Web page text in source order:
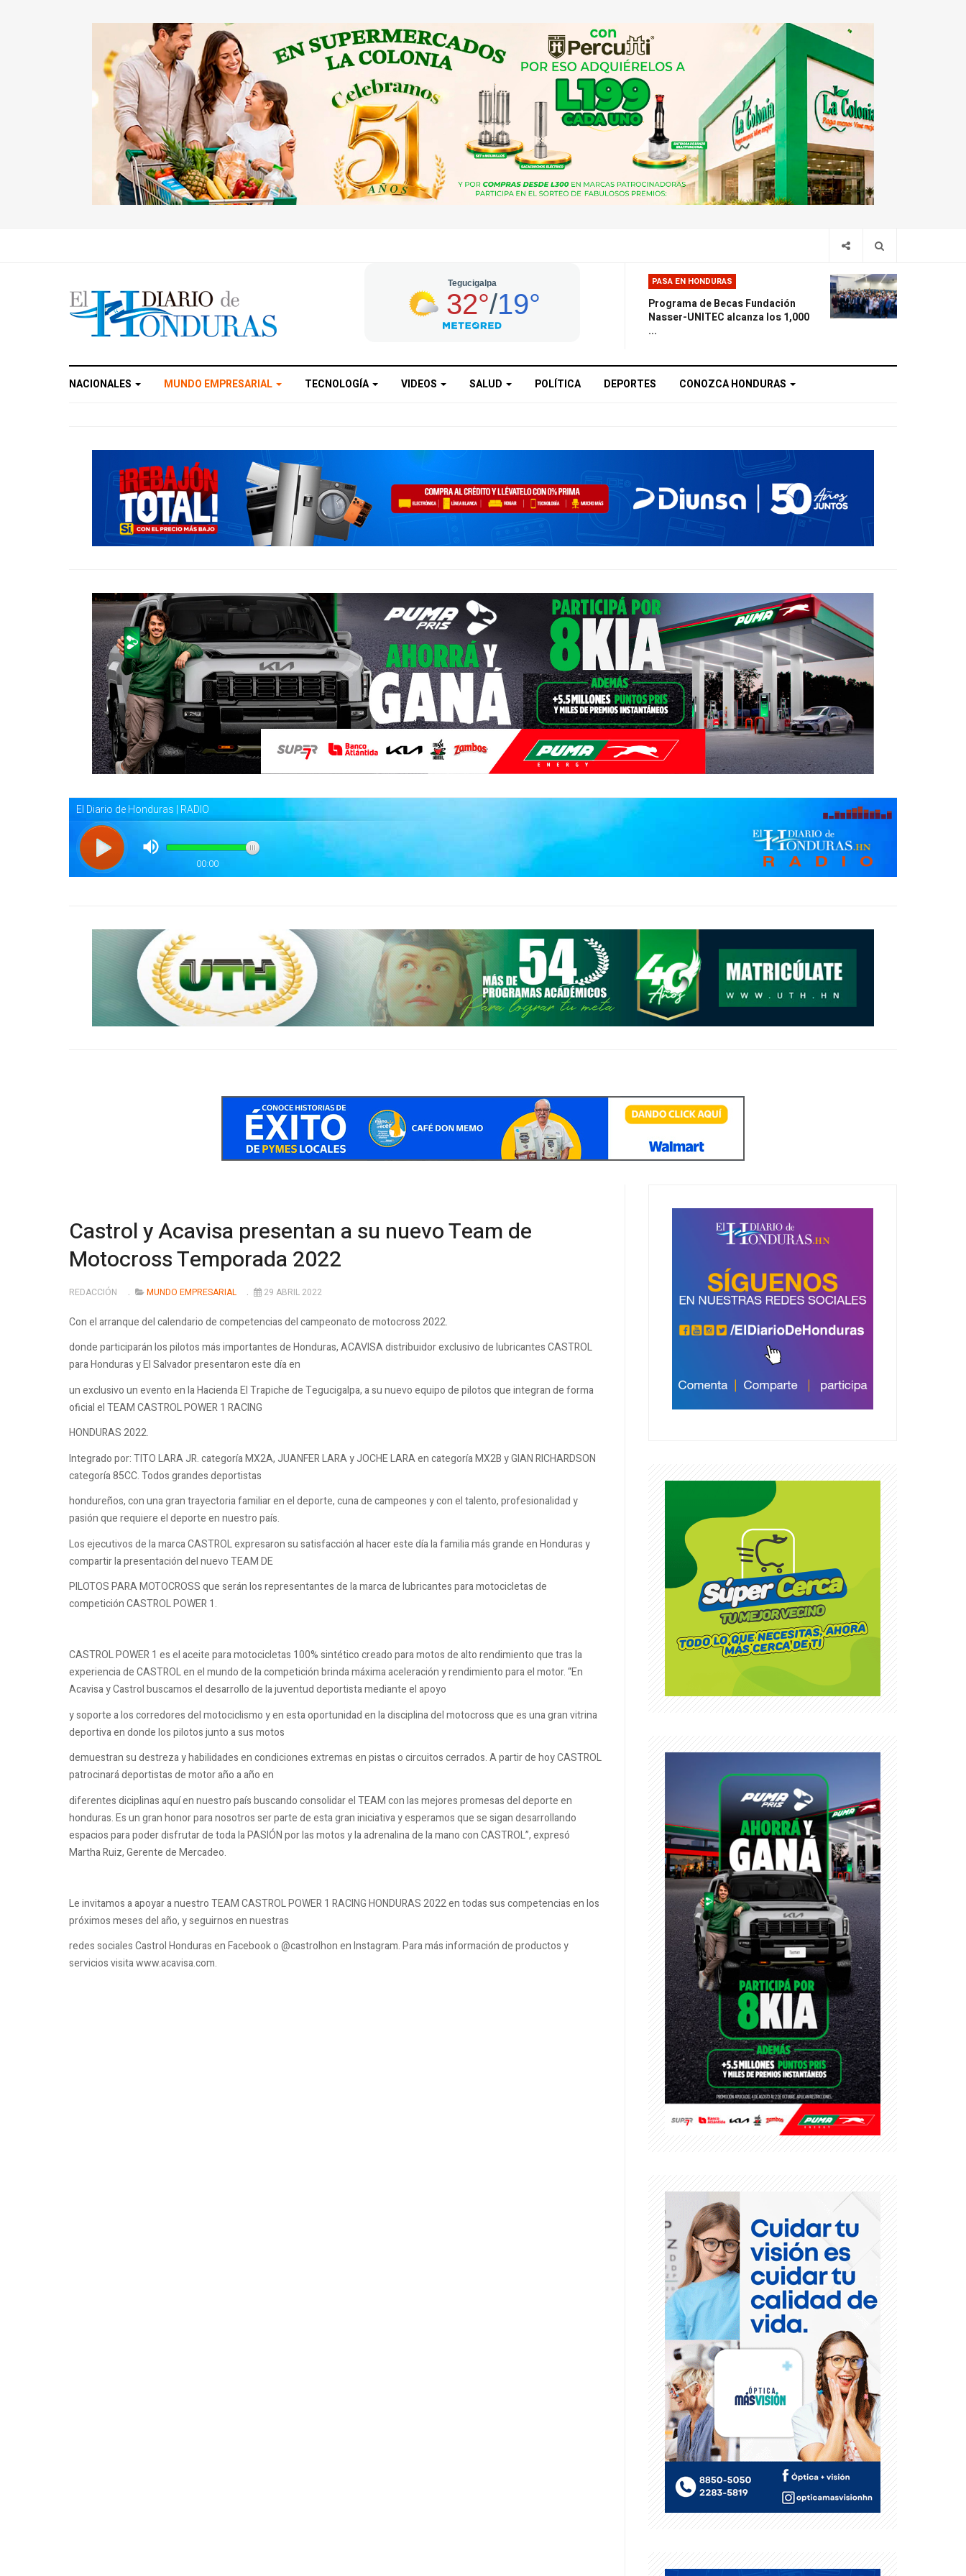
PASA EN HONDURAS
Programa de Becas Fundación
Nasser-UNITEC alcanza los 1,000
...
NACIONALES MUNDO EMPRESARIAL TECNOLOGÍA VIDEOS SALUD POLÍTICA DEPORTES CONOZCA HONDURAS
Castrol y Acavisa presentan a su nuevo Team de
Motocross Temporada 2022
REDACCIÓN MUNDO EMPRESARIAL 29 ABRIL 2022
Con el arranque del calendario de competencias del campeonato de motocross 2022.
donde participarán los pilotos más importantes de Honduras, ACAVISA distribuidor exclusivo de lubricantes CASTROL
para Honduras y El Salvador presentaron este día en
un exclusivo un evento en la Hacienda El Trapiche de Tegucigalpa, a su nuevo equipo de pilotos que integran de forma
oficial el TEAM CASTROL POWER 1 RACING
HONDURAS 2022.
Integrado por: TITO LARA JR. categoría MX2A, JUANFER LARA y JOCHE LARA en categoría MX2B y GIAN RICHARDSON
categoría 85CC. Todos grandes deportistas
hondureños, con una gran trayectoria familiar en el deporte, cuna de campeones y con el talento, profesionalidad y
pasión que requiere el deporte en nuestro país.
Los ejecutivos de la marca CASTROL expresaron su satisfacción al hacer este día la familia más grande en Honduras y
compartir la presentación del nuevo TEAM DE
PILOTOS PARA MOTOCROSS que serán los representantes de la marca de lubricantes para motocicletas de
competición CASTROL POWER 1.
CASTROL POWER 1 es el aceite para motocicletas 100% sintético creado para motos de alto rendimiento que tras la
experiencia de CASTROL en el mundo de la competición brinda máxima aceleración y rendimiento para el motor. “En
Acavisa y Castrol buscamos el desarrollo de la juventud deportista mediante el apoyo
y soporte a los corredores del motociclismo y en esta oportunidad en la disciplina del motocross que es una gran vitrina
deportiva en donde los pilotos junto a sus motos
demuestran su destreza y habilidades en condiciones extremas en pistas o circuitos cerrados. A partir de hoy CASTROL
patrocinará deportistas de motor año a año en
diferentes diciplinas aquí en nuestro país buscando consolidar el TEAM con las mejores promesas del deporte en
honduras. Es un gran honor para nosotros ser parte de esta gran iniciativa y esperamos que se sigan desarrollando
espacios para poder disfrutar de toda la PASIÓN por las motos y la adrenalina de la mano con CASTROL”, expresó
Martha Ruiz, Gerente de Mercadeo.
Le invitamos a apoyar a nuestro TEAM CASTROL POWER 1 RACING HONDURAS 2022 en todas sus competencias en los
próximos meses del año, y seguirnos en nuestras
redes sociales Castrol Honduras en Facebook o @castrolhon en Instagram. Para más información de productos y
servicios visita www.acavisa.com.